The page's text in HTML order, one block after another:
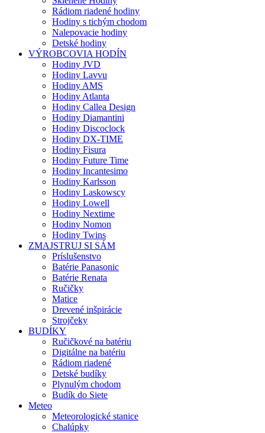
Rádiom riadené hodiny
Hodiny s tichým chodom
Nalepovacie hodiny
Detské hodiny
VÝROBCOVIA HODÍN
Hodiny JVD
Hodiny Lavvu
Hodiny AMS
Hodiny Atlanta
Hodiny Callea Design
Hodiny Diamantini
Hodiny Discoclock
Hodiny DX-TIME
Hodiny Fisura
Hodiny Future Time
Hodiny Incantesimo
Hodiny Karlsson
Hodiny Laskowscy
Hodiny Lowell
Hodiny Nextime
Hodiny Nomon
Hodiny Twins
ZMAJSTRUJ SI SÁM
Príslušenstvo
Batérie Panasonic
Batérie Renata
Ručičky
Matice
Drevené inšpirácie
Strojčeky
BUDÍKY
Ručičkové na batériu
Digitálne na batériu
Rádiom riadené
Detské budíky
Plynulým chodom
Budík do Siete
Meteo
Meteorologické stanice
Chalúpky